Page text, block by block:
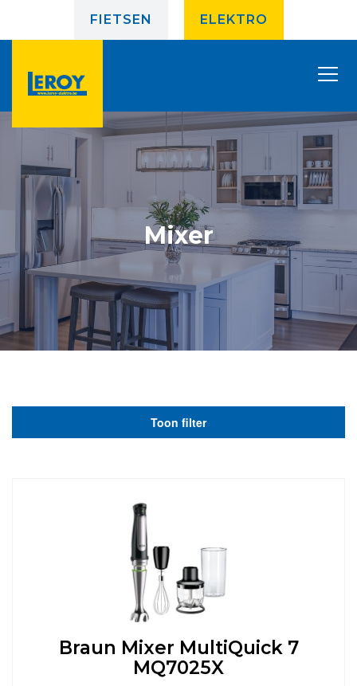
FIETSEN ELEKTRO
Mixer
Toon filter
Braun Mixer MultiQuick 7
MQ7025X